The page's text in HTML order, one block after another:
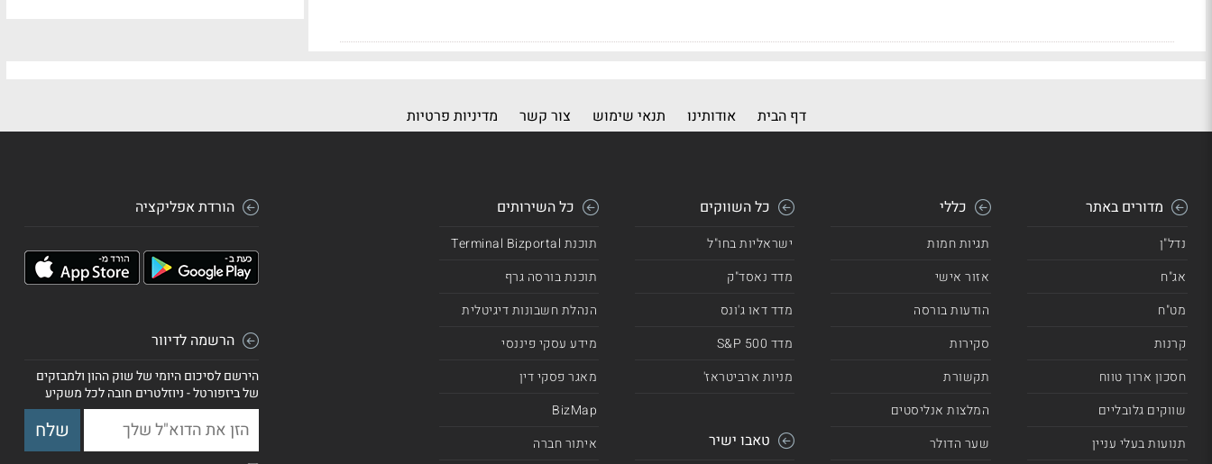
דף הבית אודותינו תנאי שימוש צור קשר מדיניות פרטיות
מדורים באתר
נדל"ן
אג"ח
מט"ח
קרנות
חסכון ארוך טווח
שווקים גלובליים
תנועות בעלי עניין
כללי
תגיות חמות
אזור אישי
הודעות בורסה
סקירות
תקשורת
המלצות אנליסטים
שער הדולר
כל השווקים
ישראליות בחו"ל
מדד נאסד"ק
מדד דאו ג'ונס
מדד 500 S&P
מניות ארביטראז'
טאבו ישיר
כל השירותים
תוכנת Terminal Bizportal
תוכנת בורסה גרף
הנהלת חשבונות דיגיטלית
מידע עסקי פיננסי
מאגר פסקי דין
BizMap
איתור חברה
הורדת אפליקציה
הרשמה לדיוור
הירשם לסיכום היומי של שוק ההון ולמבזקים
של ביזפורטל - ניוזלטרים חובה לכל משקיע